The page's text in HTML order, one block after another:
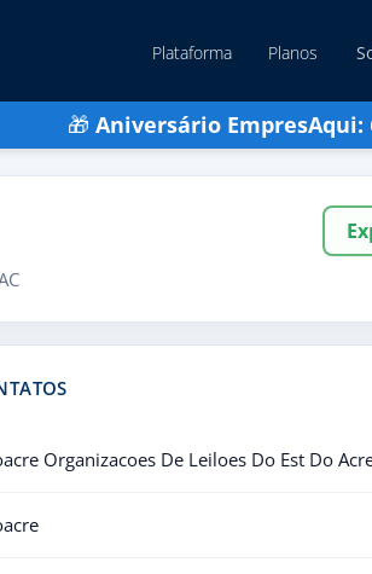
Plataforma Planos
🎁 Aniversário EmpresAqui:
Organizacoes De Leiloes Do Est Do